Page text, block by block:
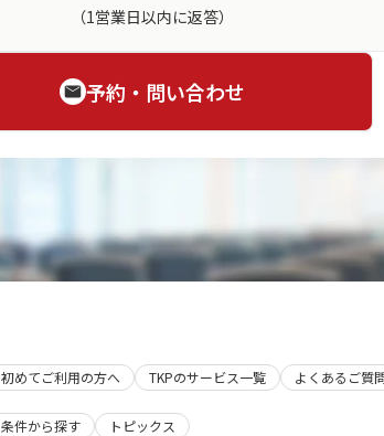
（1営業日以内に返答）
予約・問い合わせ
初めてご利用の方へ TKPのサービス一覧 よくあるご質
条件から探す トピックス